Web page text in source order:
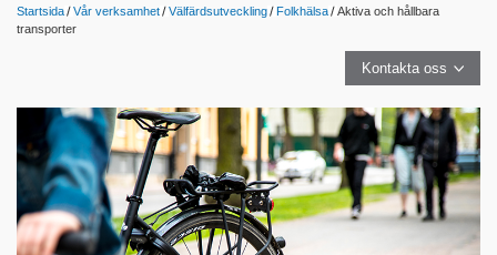
Startsida Vår verksamhet Välfärdsutveckling Folkhälsa
Aktiva och hållbara
transporter
Kontakta oss